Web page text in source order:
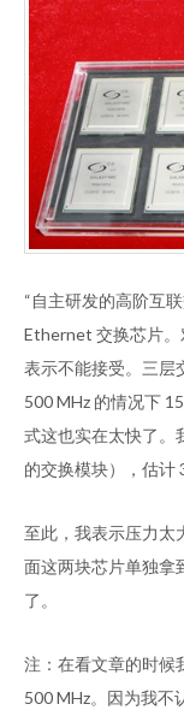
“自主研发的高阶互
Ethernet 交换芯片。
表示不能接受。三层
500 MHz 的情况下
式这也实在太快了。
的交换模块），估计
至此，我表示压力太
面这两块芯片单独拿
了。
注：在看文章的时候
500 MHz。因为我不